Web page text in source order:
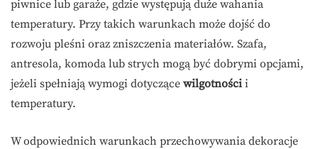
piwnice lub garaże, gdzie występują duże wahania
temperatury. Przy takich warunkach może dojść do
rozwoju pleśni oraz zniszczenia materiałów. Szafa,
antresola, komoda lub strych mogą być dobrymi opcjami,
jeżeli spełniają wymogi dotyczące wilgotności i
temperatury.
W odpowiednich warunkach przechowywania dekoracje